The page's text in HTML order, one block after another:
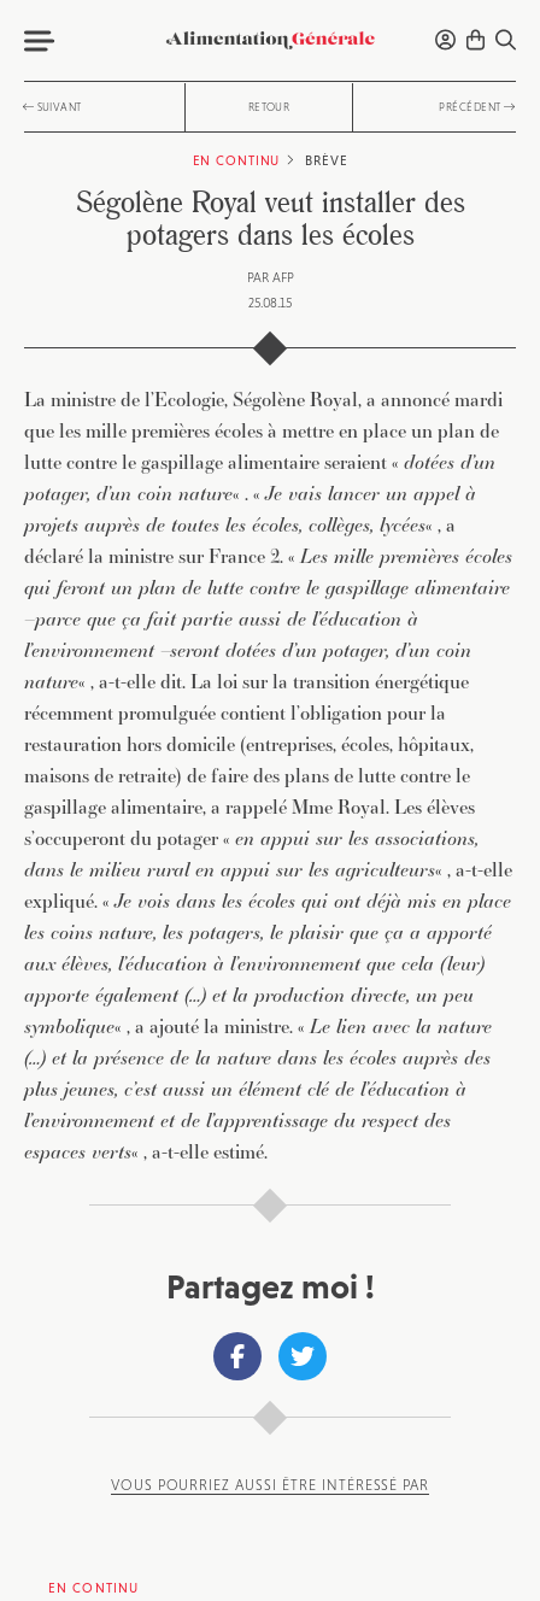
SUIVANT RETOUR PRÉCÉDENT
EN CONTINU BRÈVE
Ségolène Royal veut installer des
potagers dans les écoles
PAR AFP
25.08.15
La ministre de l’Ecologie, Ségolène Royal, a annoncé mardi
que les mille premières écoles à mettre en place un plan de
lutte contre le gaspillage alimentaire seraient « dotées d’un
potager, d’un coin nature« . «Je vais lancer un appel à
projets auprès de toutes les écoles, collèges, lycées« , a
déclaré la ministre sur France 2. «Les mille premières écoles
qui feront un plan de lutte contre le gaspillage alimentaire
–parce que ça fait partie aussi de l’éducation à
l’environnement –seront dotées d’un potager, d’un coin
nature« , a-t-elle dit. La loi sur la transition énergétique
récemment promulguée contient l’obligation pour la
restauration hors domicile (entreprises, écoles, hôpitaux,
maisons de retraite) de faire des plans de lutte contre le
gaspillage alimentaire, a rappelé Mme Royal. Les élèves
s’occuperont du potager « en appui sur les associations,
dans le milieu rural en appui sur les agriculteurs« , a-t-elle
expliqué. «Je vois dans les écoles qui ont déjà mis en place
les coins nature, les potagers, le plaisir que ça a apporté
aux élèves, l’éducation à l’environnement que cela (leur)
apporte également (…) et la production directe, un peu
symbolique« , a ajouté la ministre. «Le lien avec la nature
(…) et la présence de la nature dans les écoles auprès des
plus jeunes, c’est aussi un élément clé de l’éducation à
l’environnement et de l’apprentissage du respect des
espaces verts« , a-t-elle estimé.
Partagez moi !
VOUS POURRIEZ AUSSI ÊTRE INTÉRESSÉ PAR
EN CONTINU